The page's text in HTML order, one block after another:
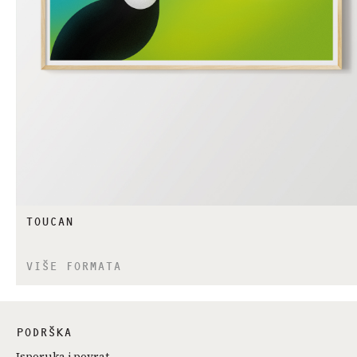
TOUCAN
VIŠE FORMATA
PODRŠKA